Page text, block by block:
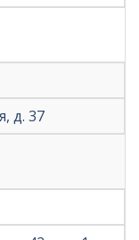
д. 37